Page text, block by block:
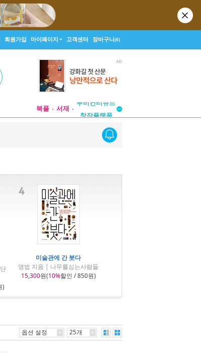
회원가입 마이페이지 고객센터 장바구니(0)
북플 서재
창작플랫폼
)
미술관에 간 붓다
명법 지음 | 나무를심는사람들
15,300원(10%할인 / 850원)
옵션 설정 25개